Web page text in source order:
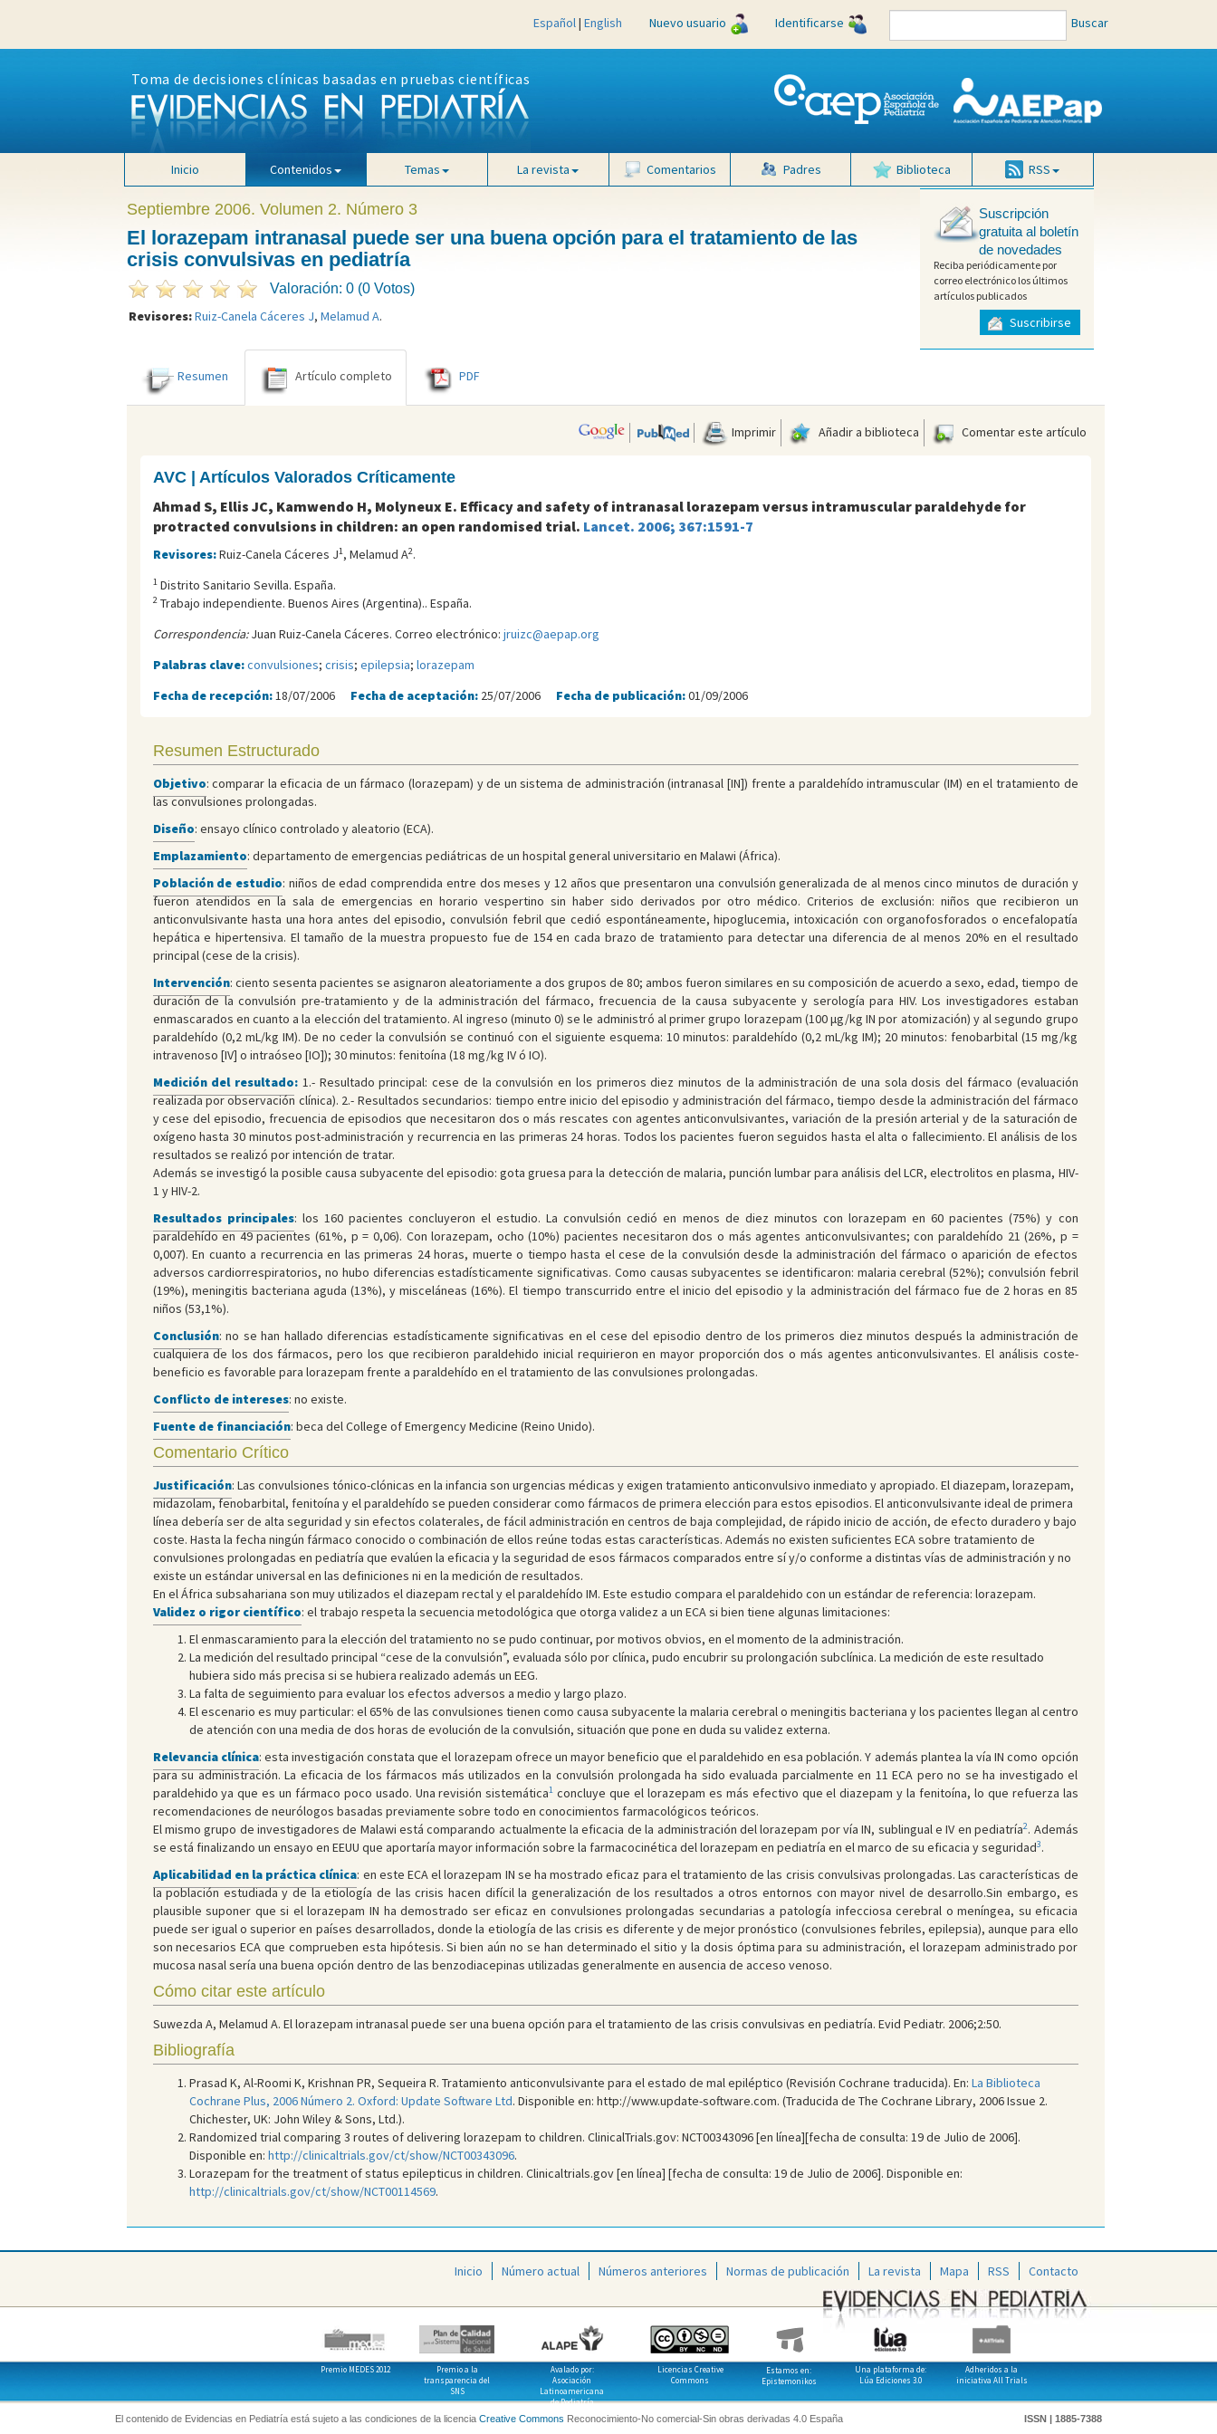
Español| English Nuevo usuario Identificarse Buscar
Toma de decisiones clínicas basadas en pruebas científicas
Inicio Contenidos Temas La revista Comentarios Padres Biblioteca RSS
Septiembre 2006. Volumen 2. Número 3
El lorazepam intranasal puede ser una buena opción para el tratamiento de las
crisis convulsivas en pediatría
Valoración: 0 (0 Votos)
Revisores:Ruiz-Canela Cáceres J, Melamud A.
Suscripción
gratuita al boletín
de novedades
Reciba periódicamente por
correo electrónico los últimos
artículos publicados
Suscribirse
Resumen Artículo completo PDF
Imprimir Añadir a biblioteca Comentar este artículo
AVC | Artículos Valorados Críticamente
Ahmad S, Ellis JC, Kamwendo H, Molyneux E. Efficacy and safety of intranasal lorazepam versus intramuscular paraldehyde for
protracted convulsions in children: an open randomised trial. Lancet. 2006; 367:1591-7
Revisores:Ruiz-Canela Cáceres J1, Melamud A2.
1Distrito Sanitario Sevilla. España.
2Trabajo independiente. Buenos Aires (Argentina).. España.
Correspondencia:Juan Ruiz-Canela Cáceres. Correo electrónico: jruizc@aepap.org
Palabras clave:convulsiones; crisis; epilepsia; lorazepam
Fecha de recepción:18/07/2006 Fecha de aceptación: 25/07/2006 Fecha de publicación:01/09/2006
Resumen Estructurado
Objetivo: comparar la eficacia de un fármaco (lorazepam) y de un sistema de administración (intranasal [IN]) frente a paraldehído intramuscular (IM) en el tratamiento de
las convulsiones prolongadas.
Diseño: ensayo clínico controlado y aleatorio (ECA).
Emplazamiento: departamento de emergencias pediátricas de un hospital general universitario en Malawi (África).
Población de estudio: niños de edad comprendida entre dos meses y 12 años que presentaron una convulsión generalizada de al menos cinco minutos de duración y
fueron atendidos en la sala de emergencias en horario vespertino sin haber sido derivados por otro médico. Criterios de exclusión: niños que recibieron un
anticonvulsivante hasta una hora antes del episodio, convulsión febril que cedió espontáneamente, hipoglucemia, intoxicación con organofosforados o encefalopatía
hepática e hipertensiva. El tamaño de la muestra propuesto fue de 154 en cada brazo de tratamiento para detectar una diferencia de al menos 20% en el resultado
principal (cese de la crisis).
Intervención: ciento sesenta pacientes se asignaron aleatoriamente a dos grupos de 80; ambos fueron similares en su composición de acuerdo a sexo, edad, tiempo de
duración de la convulsión pre-tratamiento y de la administración del fármaco, frecuencia de la causa subyacente y serología para HIV. Los investigadores estaban
enmascarados en cuanto a la elección del tratamiento. Al ingreso (minuto 0) se le administró al primer grupo lorazepam (100 μg/kg IN por atomización) y al segundo grupo
paraldehído (0,2 mL/kg IM). De no ceder la convulsión se continuó con el siguiente esquema: 10 minutos: paraldehído (0,2 mL/kg IM); 20 minutos: fenobarbital (15 mg/kg
intravenoso [IV] o intraóseo [IO]); 30 minutos: fenitoína (18 mg/kg IV ó IO).
Medición del resultado: 1.- Resultado principal: cese de la convulsión en los primeros diez minutos de la administración de una sola dosis del fármaco (evaluación
realizada por observación clínica). 2.- Resultados secundarios: tiempo entre inicio del episodio y administración del fármaco, tiempo desde la administración del fármaco
y cese del episodio, frecuencia de episodios que necesitaron dos o más rescates con agentes anticonvulsivantes, variación de la presión arterial y de la saturación de
oxígeno hasta 30 minutos post-administración y recurrencia en las primeras 24 horas. Todos los pacientes fueron seguidos hasta el alta o fallecimiento. El análisis de los
resultados se realizó por intención de tratar.
Además se investigó la posible causa subyacente del episodio: gota gruesa para la detección de malaria, punción lumbar para análisis del LCR, electrolitos en plasma, HIV-
1 y HIV-2.
Resultados principales: los 160 pacientes concluyeron el estudio. La convulsión cedió en menos de diez minutos con lorazepam en 60 pacientes (75%) y con
paraldehído en 49 pacientes (61%, p = 0,06). Con lorazepam, ocho (10%) pacientes necesitaron dos o más agentes anticonvulsivantes; con paraldehído 21 (26%, p =
0,007). En cuanto a recurrencia en las primeras 24 horas, muerte o tiempo hasta el cese de la convulsión desde la administración del fármaco o aparición de efectos
adversos cardiorrespiratorios, no hubo diferencias estadísticamente significativas. Como causas subyacentes se identificaron: malaria cerebral (52%); convulsión febril
(19%), meningitis bacteriana aguda (13%), y misceláneas (16%). El tiempo transcurrido entre el inicio del episodio y la administración del fármaco fue de 2 horas en 85
niños (53,1%).
Conclusión: no se han hallado diferencias estadísticamente significativas en el cese del episodio dentro de los primeros diez minutos después la administración de
cualquiera de los dos fármacos, pero los que recibieron paraldehido inicial requirieron en mayor proporción dos o más agentes anticonvulsivantes. El análisis coste-
beneficio es favorable para lorazepam frente a paraldehído en el tratamiento de las convulsiones prolongadas.
Conflicto de intereses: no existe.
Fuente de financiación: beca del College of Emergency Medicine (Reino Unido).
Comentario Crítico
Justificación: Las convulsiones tónico-clónicas en la infancia son urgencias médicas y exigen tratamiento anticonvulsivo inmediato y apropiado. El diazepam, lorazepam,
midazolam, fenobarbital, fenitoína y el paraldehído se pueden considerar como fármacos de primera elección para estos episodios. El anticonvulsivante ideal de primera
línea debería ser de alta seguridad y sin efectos colaterales, de fácil administración en centros de baja complejidad, de rápido inicio de acción, de efecto duradero y bajo
coste. Hasta la fecha ningún fármaco conocido o combinación de ellos reúne todas estas características. Además no existen suficientes ECA sobre tratamiento de
convulsiones prolongadas en pediatría que evalúen la eficacia y la seguridad de esos fármacos comparados entre sí y/o conforme a distintas vías de administración y no
existe un estándar universal en las definiciones ni en la medición de resultados.
En el África subsahariana son muy utilizados el diazepam rectal y el paraldehído IM. Este estudio compara el paraldehido con un estándar de referencia: lorazepam.
Validez o rigor científico: el trabajo respeta la secuencia metodológica que otorga validez a un ECA si bien tiene algunas limitaciones:
El enmascaramiento para la elección del tratamiento no se pudo continuar, por motivos obvios, en el momento de la administración.
La medición del resultado principal “cese de la convulsión”, evaluada sólo por clínica, pudo encubrir su prolongación subclínica. La medición de este resultado
hubiera sido más precisa si se hubiera realizado además un EEG.
La falta de seguimiento para evaluar los efectos adversos a medio y largo plazo.
El escenario es muy particular: el 65% de las convulsiones tienen como causa subyacente la malaria cerebral o meningitis bacteriana y los pacientes llegan al centro
de atención con una media de dos horas de evolución de la convulsión, situación que pone en duda su validez externa.
Relevancia clínica: esta investigación constata que el lorazepam ofrece un mayor beneficio que el paraldehido en esa población. Y además plantea la vía IN como opción
para su administración. La eficacia de los fármacos más utilizados en la convulsión prolongada ha sido evaluada parcialmente en 11 ECA pero no se ha investigado el
paraldehido ya que es un fármaco poco usado. Una revisión sistemática1 concluye que el lorazepam es más efectivo que el diazepam y la fenitoína, lo que refuerza las
recomendaciones de neurólogos basadas previamente sobre todo en conocimientos farmacológicos teóricos.
El mismo grupo de investigadores de Malawi está comparando actualmente la eficacia de la administración del lorazepam por vía IN, sublingual e IV en pediatría2. Además
se está finalizando un ensayo en EEUU que aportaría mayor información sobre la farmacocinética del lorazepam en pediatría en el marco de su eficacia y seguridad3.
Aplicabilidad en la práctica clínica: en este ECA el lorazepam IN se ha mostrado eficaz para el tratamiento de las crisis convulsivas prolongadas. Las características de
la población estudiada y de la etiología de las crisis hacen difícil la generalización de los resultados a otros entornos con mayor nivel de desarrollo.Sin embargo, es
plausible suponer que si el lorazepam IN ha demostrado ser eficaz en convulsiones prolongadas secundarias a patología infecciosa cerebral o meníngea, su eficacia
puede ser igual o superior en países desarrollados, donde la etiología de las crisis es diferente y de mejor pronóstico (convulsiones febriles, epilepsia), aunque para ello
son necesarios ECA que comprueben esta hipótesis. Si bien aún no se han determinado el sitio y la dosis óptima para su administración, el lorazepam administrado por
mucosa nasal sería una buena opción dentro de las benzodiacepinas utilizadas generalmente en ausencia de acceso venoso.
Cómo citar este artículo
Suwezda A, Melamud A. El lorazepam intranasal puede ser una buena opción para el tratamiento de las crisis convulsivas en pediatría. Evid Pediatr. 2006;2:50.
Bibliografía
Prasad K, Al-Roomi K, Krishnan PR, Sequeira R. Tratamiento anticonvulsivante para el estado de mal epiléptico (Revisión Cochrane traducida). En: La Biblioteca
Cochrane Plus, 2006 Número 2. Oxford: Update Software Ltd. Disponible en: http://www.update-software.com. (Traducida de The Cochrane Library, 2006 Issue 2.
Chichester, UK: John Wiley & Sons, Ltd.).
Randomized trial comparing 3 routes of delivering lorazepam to children. ClinicalTrials.gov: NCT00343096 [en línea][fecha de consulta: 19 de Julio de 2006].
Disponible en: http://clinicaltrials.gov/ct/show/NCT00343096.
Lorazepam for the treatment of status epilepticus in children. Clinicaltrials.gov [en línea] [fecha de consulta: 19 de Julio de 2006]. Disponible en:
http://clinicaltrials.gov/ct/show/NCT00114569.
Inicio Número actual Números anteriores Normas de publicación La revista Mapa RSS Contacto
Premio MEDES 2012
Premio a la
transparencia del
SNS
Avalado por:
Asociación
Latinoamericana
de Pediatría
Licencias Creative
Commons
Estamos en:
Epistemonikos
Una plataforma de:
Lúa Ediciones 3.0
Adheridos a la
iniciativa All Trials
El contenido de Evidencias en Pediatría está sujeto a las condiciones de la licencia Creative Commons Reconocimiento-No comercial-Sin obras derivadas 4.0 España ISSN | 1885-7388